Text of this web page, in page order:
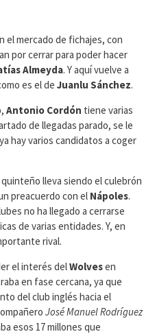
el mercado de fichajes, con
por cerrar para poder hacer
Almeyda. Y aquí vuelve a
es el de Juanlu Sánchez.
Antonio Cordón tiene varias
de llegadas parado, se le
hay varios candidatos a coger
quinteño lleva siendo el culebrón
preacuerdo con el Nápoles.
no ha llegado a cerrarse
de varias entidades. Y, en
rival.
el interés delWolvesen
en fase cercana, ya que
del club inglés hacia el
José Manuel Rodríguez
esos 17 millones que